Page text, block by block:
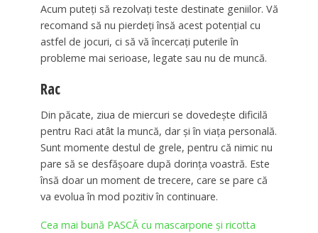
Acum puteți să rezolvaţi teste destinate geniilor. Vă
recomand să nu pierdeţi însă acest potențial cu
astfel de jocuri, ci să vă încercaţi puterile în
probleme mai serioase, legate sau nu de muncă.
Rac
Din păcate, ziua de miercuri se dovedește dificilă
pentru Raci atât la muncă, dar și în viața personală.
Sunt momente destul de grele, pentru că nimic nu
pare să se desfășoare după dorința voastră. Este
însă doar un moment de trecere, care se pare că
va evolua în mod pozitiv în continuare.
Cea mai bună PASCĂ cu mascarpone și ricotta